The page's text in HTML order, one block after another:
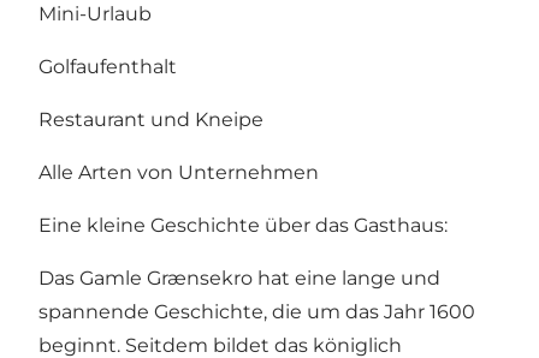
Mini-Urlaub
Golfaufenthalt
Restaurant und Kneipe
Alle Arten von Unternehmen
Eine kleine Geschichte über das Gasthaus:
Das Gamle Grænsekro hat eine lange und
spannende Geschichte, die um das Jahr 1600
beginnt. Seitdem bildet das königlich